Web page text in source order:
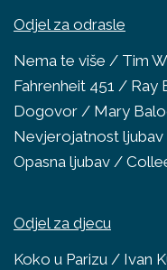
Odjel za odrasle
Nema te više / Tim
Fahrenheit 451 / Ray
Dogovor / Mary
Nevjerojatnost
Opasna ljubav /
Odjel za djecu
Koko u Parizu / Ivan